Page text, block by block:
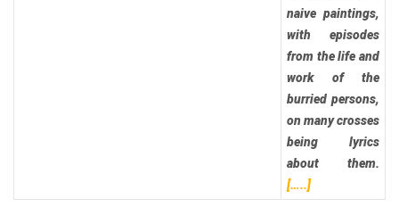
naive paintings,
with episodes
from the life and
work of the
burried persons,
on many crosses
being lyrics
about them.
[…..]